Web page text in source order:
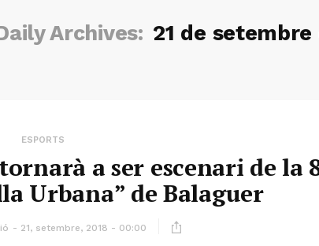
Archives: 21 de setembre
ESPORTS
a ser escenari de la
Urbana” de Balaguer
21, setembre, 2018 - 00:00